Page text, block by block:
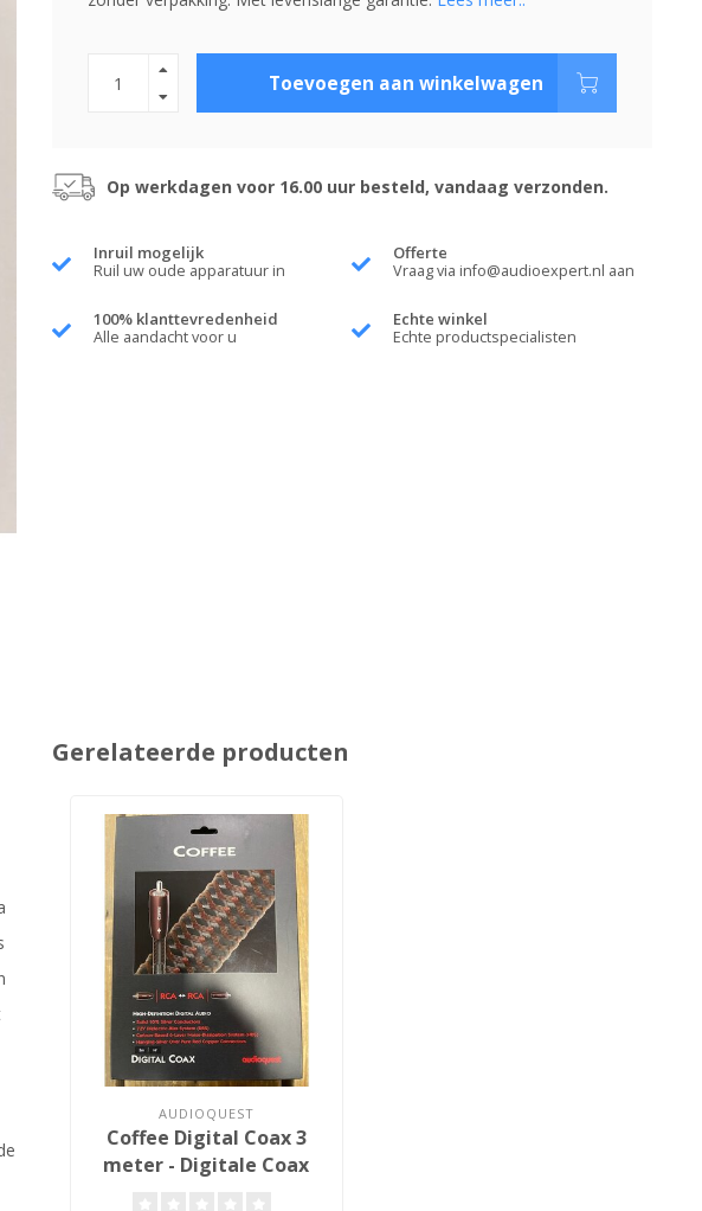
Toevoegen aan winkelwagen
Op werkdagen voor 16.00 uur besteld, vandaag verzonden.
Inruil mogelijk
Ruil uw oude apparatuur in
Offerte
Vraag via info@audioexpert.nl aan
100% klanttevredenheid
Alle aandacht voor u
Echte winkel
Echte productspecialisten
Gerelateerde producten
AUDIOQUEST
Coffee Digital Coax 3
meter - Digitale Coax